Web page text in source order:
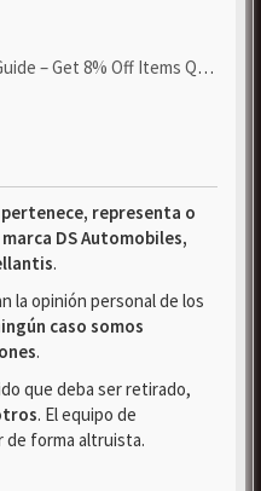
Get 8% Off Items Quickly to Test ...
representa o
DS Automobiles,
.
la opinión personal de los
caso somos
.
que deba ser retirado,
. El equipo de
de forma altruista.